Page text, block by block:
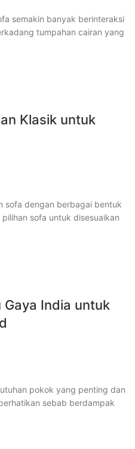
semakin banyak berinteraksi
tumpahan cairan yang
Klasik untuk
sofa dengan berbagai bentuk
sofa untuk disesuaikan
Gaya India untuk
pokok yang penting dan
sebab berdampak